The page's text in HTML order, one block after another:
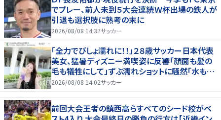
でプレー、前人未到５大会連続Ｗ杯出場の鉄人が
引退も選択肢に熟考の末に
2026/08/08 14:37サッカー
「全力でびしょ濡れに！！」２８歳サッカー日本代表
美女、猛暑ディズニー満喫姿に反響「顔面も髪の
毛も犠牲にして」ずぶ濡れショットに騒然「水も滴
る」「女優さんかと」
2026/08/08 14:02サッカー
前回大会王者の鎮西高らすべてのシード校がベ